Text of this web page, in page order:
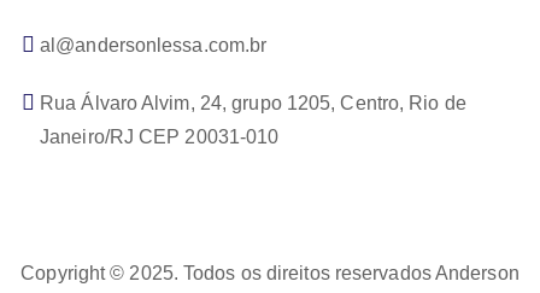
al@andersonlessa.com.br
Rua Álvaro Alvim, 24, grupo 1205, Centro, Rio de
Janeiro/RJ CEP 20031-010
Copyright © 2025. Todos os direitos reservados Anderson